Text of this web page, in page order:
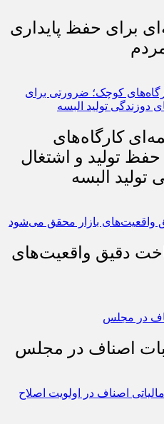
برای حفظ پایداری
کارگاه‌های
تولید و اشتغال
تولید البسه
دقیق واقعیت‌های
اصناف در مجلس